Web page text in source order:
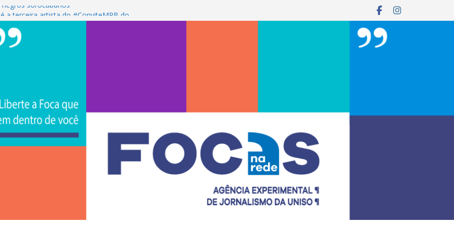
sorocabanos
a terceira artista do #ConviteMPB do
Brasil 2026 promove integração, ciência e
Uniso